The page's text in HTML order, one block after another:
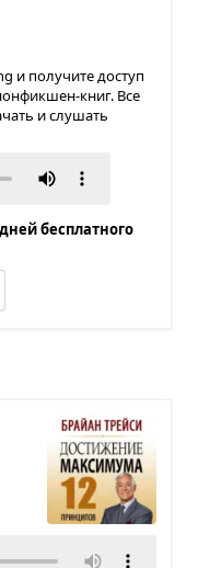
и получите доступ
книг. Все
и слушать
бесплатного